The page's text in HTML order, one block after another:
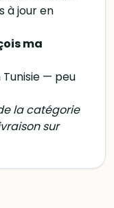
à jour en
ma
— peu
la catégorie
sur